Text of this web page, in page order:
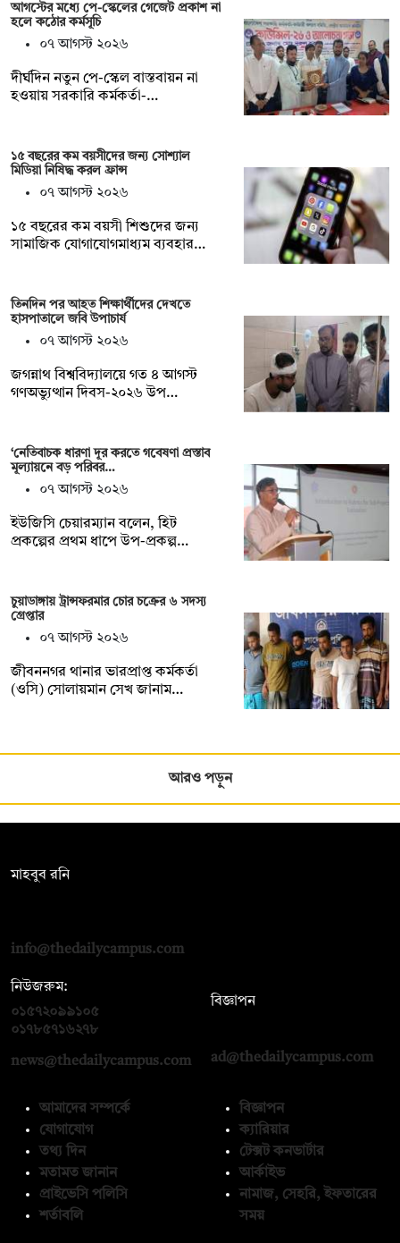
আগস্টের মধ্যে পে-স্কেলের গেজেট প্রকাশ না
হলে কঠোর কর্মসূচি
০৭ আগস্ট ২০২৬
দীর্ঘদিন নতুন পে-স্কেল বাস্তবায়ন না
হওয়ায় সরকারি কর্মকর্তা-…
১৫ বছরের কম বয়সীদের জন্য সোশ্যাল
মিডিয়া নিষিদ্ধ করল ফ্রান্স
০৭ আগস্ট ২০২৬
১৫ বছরের কম বয়সী শিশুদের জন্য
সামাজিক যোগাযোগমাধ্যম ব্যবহার…
তিনদিন পর আহত শিক্ষার্থীদের দেখতে
হাসপাতালে জবি উপাচার্য
০৭ আগস্ট ২০২৬
জগন্নাথ বিশ্ববিদ্যালয়ে গত ৪ আগস্ট
গণঅভ্যুত্থান দিবস-২০২৬ উপ…
‘নেতিবাচক ধারণা দূর করতে গবেষণা প্রস্তাব
মূল্যায়নে বড় পরিবর…
০৭ আগস্ট ২০২৬
ইউজিসি চেয়ারম্যান বলেন, হিট
প্রকল্পের প্রথম ধাপে উপ-প্রকল্প…
চুয়াডাঙ্গায় ট্রান্সফরমার চোর চক্রের ৬ সদস্য
গ্রেপ্তার
০৭ আগস্ট ২০২৬
জীবননগর থানার ভারপ্রাপ্ত কর্মকর্তা
(ওসি) সোলায়মান সেখ জানাম…
আরও পড়ুন
মাহবুব রনি
info@thedailycampus.com
নিউজরুম:
০১৫৭২০৯৯১০৫
০১৭৮৫৭১৬২৭৮
news@thedailycampus.com
বিজ্ঞাপন
ad@thedailycampus.com
আমাদের সম্পর্কে
যোগাযোগ
তথ্য দিন
মতামত জানান
প্রাইভেসি পলিসি
শর্তাবলি
বিজ্ঞাপন
ক্যারিয়ার
টেক্সট কনভার্টার
আর্কাইভ
নামাজ, সেহরি, ইফতারের
সময়